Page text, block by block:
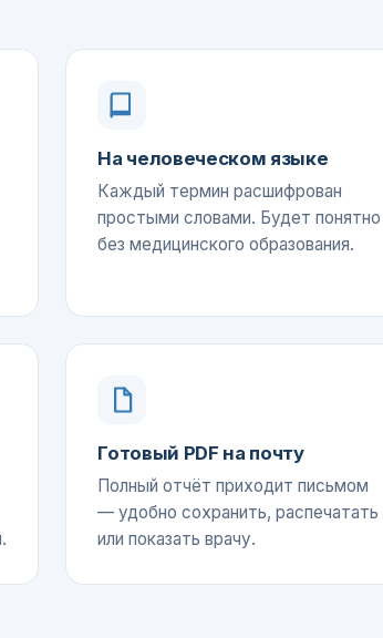
На человеческом языке
Каждый термин расшифрован
простыми словами. Будет понятно
без медицинского образования.
Готовый PDF на почту
Полный отчёт приходит письмом
— удобно сохранить, распечатать
или показать врачу.